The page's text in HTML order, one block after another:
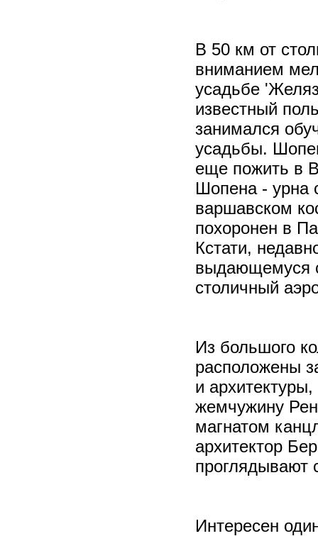
В 50 км от
вниманием
усадьбе
известный
занимался
усадьбы.
еще пожить в
Шопена - урна
варшавском
похоронен в
Кстати,
выдающемуся
столичный
Из большого
расположены
и
жемчужину
магнатом
архитектор
проглядывают
Интересен